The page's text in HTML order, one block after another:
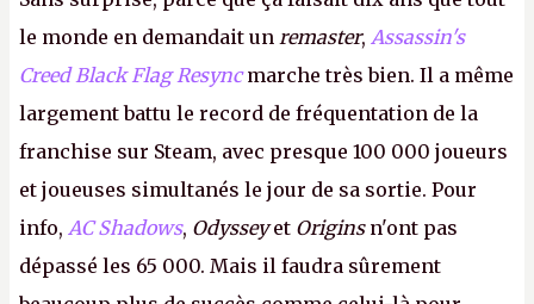
le monde en demandait un remaster, Assassin's
Creed Black Flag Resyncmarche très bien. Il a même
largement battu le record de fréquentation de la
franchise sur Steam, avec presque 100 000 joueurs
et joueuses simultanés le jour de sa sortie. Pour
info, AC Shadows, Odysseyet Originsn'ont pas
dépassé les 65 000. Mais il faudra sûrement